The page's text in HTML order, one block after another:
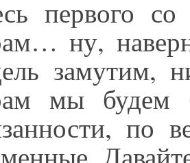
первого
ну,
замутим,
мы будем
по